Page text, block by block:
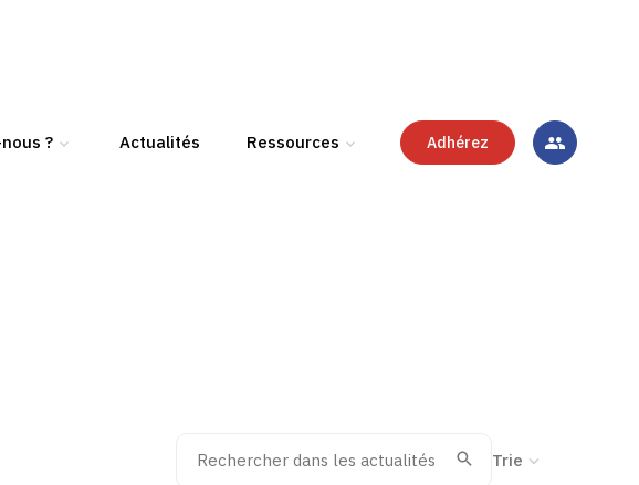
? Actualités Ressources Adhérez
Recherche
ValiderTrier la recherche